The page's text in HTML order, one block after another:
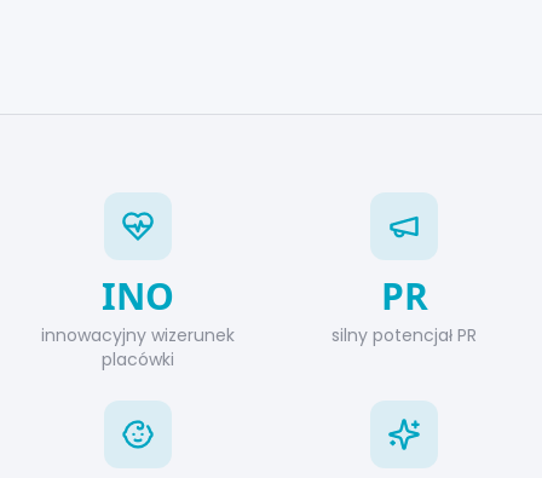
INO
innowacyjny wizerunek
placówki
PR
silny potencjał PR